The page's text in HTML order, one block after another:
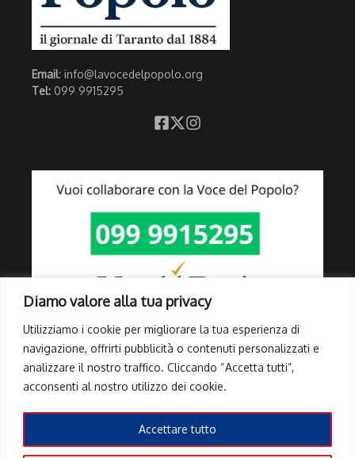
Diamo valore alla tua privacy
Utilizziamo i cookie per migliorare la tua esperienza di
navigazione, offrirti pubblicità o contenuti personalizzati e
analizzare il nostro traffico. Cliccando “Accetta tutti”,
acconsenti al nostro utilizzo dei cookie.
Accettare tutto
Email: info@lavocedelpopolo.org
Tel: 099 9915295
Link Utili
Info Pubblicità elettorale